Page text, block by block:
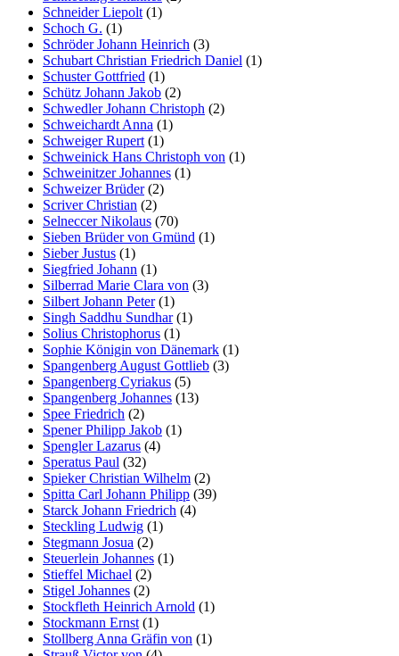
Schneider Liepolt (1)
Schoch G. (1)
Schröder Johann Heinrich (3)
Schubart Christian Friedrich Daniel (1)
Schuster Gottfried (1)
Schütz Johann Jakob (2)
Schwedler Johann Christoph (2)
Schweichardt Anna (1)
Schweiger Rupert (1)
Schweinick Hans Christoph von (1)
Schweinitzer Johannes (1)
Schweizer Brüder(2)
Scriver Christian (2)
Selneccer Nikolaus (70)
Sieben Brüder von Gmünd (1)
Sieber Justus (1)
Siegfried Johann (1)
Silberrad Marie Clara von (3)
Silbert Johann Peter(1)
Singh Saddhu Sundhar(1)
Solius Christophorus (1)
Sophie Königin von Dänemark (1)
Spangenberg August Gottlieb (3)
Spangenberg Cyriakus (5)
Spangenberg Johannes (13)
Spee Friedrich (2)
Spener Philipp Jakob (1)
Spengler Lazarus (4)
Speratus Paul (32)
Spieker Christian Wilhelm (2)
Spitta Carl Johann Philipp (39)
Starck Johann Friedrich (4)
Steckling Ludwig (1)
Stegmann Josua (2)
Steuerlein Johannes (1)
Stieffel Michael (2)
Stigel Johannes (2)
Stockfleth Heinrich Arnold (1)
Stockmann Ernst (1)
Stollberg Anna Gräfin von (1)